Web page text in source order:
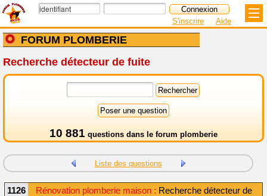
FORUM PLOMBERIE
S'inscrire Aide
Recherche détecteur de fuite
10 881 questions dans le forum plomberie
Liste des questions
1126 Rénovation plomberie maison : Recherche détecteur de